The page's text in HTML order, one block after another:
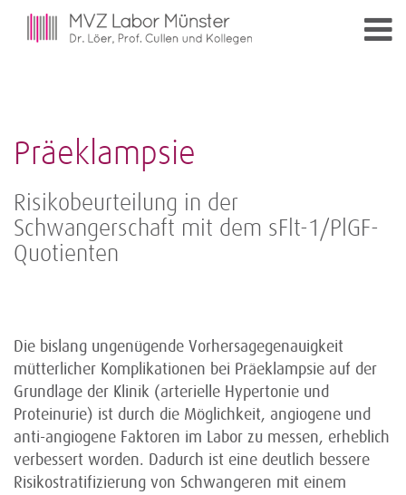
Präeklampsie
Risikobeurteilung in der
Schwangerschaft mit dem sFlt-1/PlGF-
Quotienten
Die bislang ungenügende Vorhersage­genauigkeit
mütterlicher Komplikationen bei Präeklampsie auf der
Grundlage der Klinik (arterielle Hypertonie und
Proteinurie) ist durch die Möglichkeit, angiogene und
anti-angiogene Faktoren im Labor zu messen, erheblich
verbessert worden. Dadurch ist eine deutlich bessere
Risiko­stratifizierung von Schwangeren mit einem